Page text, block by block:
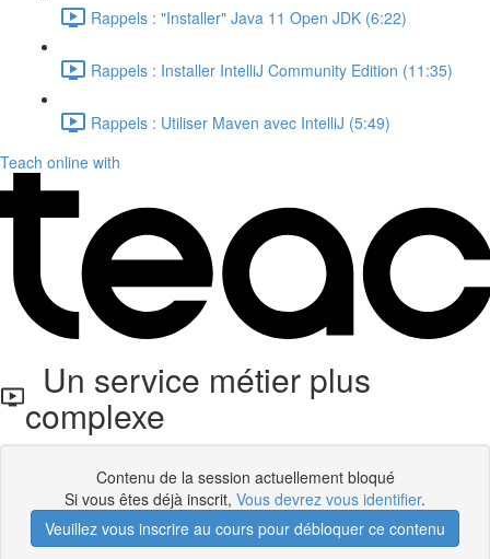
Rappels : "Installer" Java 11 Open JDK (6:22)
Rappels : Installer IntelliJ Community Edition (11:35)
Rappels : Utiliser Maven avec IntelliJ (5:49)
Teach online with
Un service métier plus
complexe
Contenu de la session actuellement bloqué
Si vous êtes déjà inscrit, Vous devrez vous identifier.
Veuillez vous inscrire au cours pour débloquer ce contenu